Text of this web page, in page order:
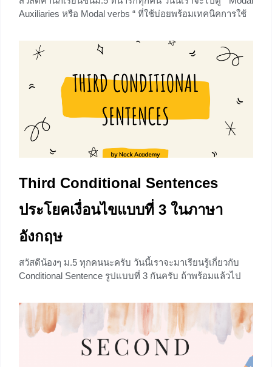
Auxiliaries หรือ Modal verbs “ ที่ใช้บ่อยพร้อมเทคนิคการใช้
Auxiliaries Modal Auxiliaries คือ กริยาช่วยกลุ่ม Modal
verbs หรือ
+1
Third Conditional Sentences
ประโยคเงื่อนไขแบบที่ 3 ในภาษา
อังกฤษ
สวัสดีน้องๆ ม.5 ทุกคนนะครับ วันนี้เราจะมาเรียนรู้เกี่ยวกับ
Conditional Sentence รูปแบบที่ 3 กันครับ ถ้าพร้อมแล้วไป